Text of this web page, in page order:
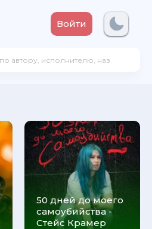
Войти
50 дней до моего
самоубийства -
Стейс Крамер